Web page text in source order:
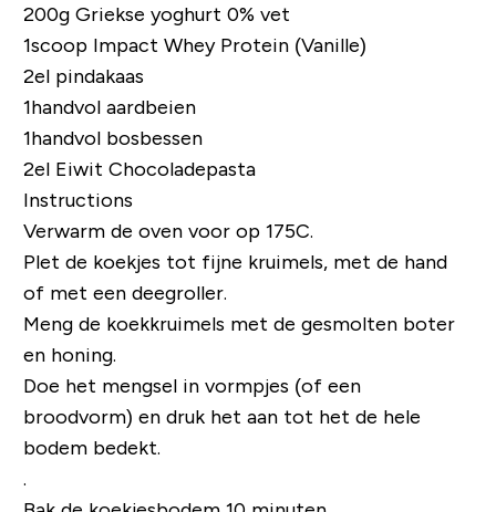
200g Griekse yoghurt 0% vet
1scoop Impact Whey Protein (Vanille)
2el pindakaas
1handvol aardbeien
1handvol bosbessen
2elEiwit Chocoladepasta
Instructions
Verwarm de oven voor op 175C.
Plet de koekjes tot fijne kruimels, met de hand
of met een deegroller.
Meng de koekkruimels met de gesmolten boter
en honing.
Doe het mengsel in vormpjes (of een
broodvorm) en druk het aan tot het de hele
bodem bedekt.
.